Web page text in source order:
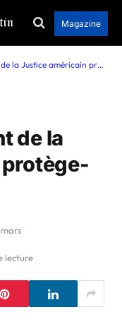
Magazine
américain protège-t-il ?
de la
lecture